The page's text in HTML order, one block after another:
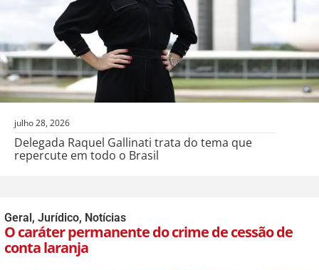
julho 28, 2026
Delegada Raquel Gallinati trata do tema que
repercute em todo o Brasil
Geral , Jurídico, Notícias
O caráter permanente do crime de cessão de
conta laranja